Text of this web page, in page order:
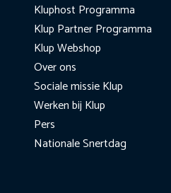
Kluphost Programma
Klup Partner Programma
Klup Webshop
Over ons
Sociale missie Klup
Werken bij Klup
Pers
Nationale Snertdag